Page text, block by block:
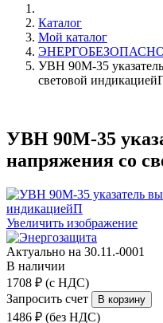
Каталог
Мой каталог
УВН 90М-35
световой
УВН 90М-35
напряжения со
Увеличить изображение
Актуально на 30.11.-0001
В наличии
1708 ₽ (с НДС)
Запросить счет
1486 ₽ (без НДС)